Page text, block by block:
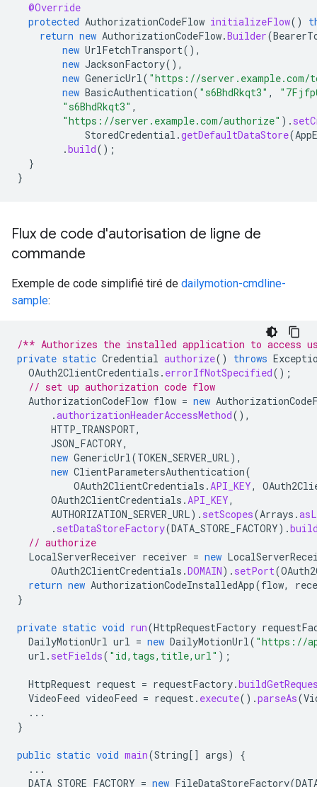
@Override
protected AuthorizationCodeFlow initializeFlow()
return new AuthorizationCodeFlow.Builder(
new UrlFetchTransport(),
new JacksonFactory(),
new GenericUrl( "https://server.example.com/
new BasicAuthentication( "s6BhdRkqt3" ,
"s6BhdRkqt3" ,
"https://server.example.com/authorize" ).
StoredCredential .getDefaultDataStore(
.build();
}
}
Flux de code d'autorisation de ligne de
commande
Exemple de code simplifié tiré de dailymotion-cmdline-
sample:
/** Authorizes the installed application to access
private static Credential authorize() throws
OAuth2ClientCredentials . errorIfNotSpecified();
// set up authorization code flow
AuthorizationCodeFlow flow = new
.authorizationHeaderAccessMethod(),
HTTP_TRANSPORT,
JSON_FACTORY,
new GenericUrl(TOKEN_SERVER_URL),
new ClientParametersAuthentication(
OAuth2ClientCredentials .API_KEY,
OAuth2ClientCredentials .API_KEY,
AUTHORIZATION_SERVER_URL). setScopes(Arrays .
. setDataStoreFactory(DATA_STORE_FACTORY).
// authorize
LocalServerReceiver receiver = new
OAuth2ClientCredentials .DOMAIN). setPort(
return new AuthorizationCodeInstalledApp(flow,
}
private static void run(HttpRequestFactory
DailyMotionUrl url = new DailyMotionUrl( "https://
url . setFields( "id,tags,title,url" );
HttpRequest request = requestFactory.
VideoFeed videoFeed = request. execute().parseAs(
...
}
public static void main(String[] args)
{
...
DATA_STORE_FACTORY = new FileDataStoreFactory(